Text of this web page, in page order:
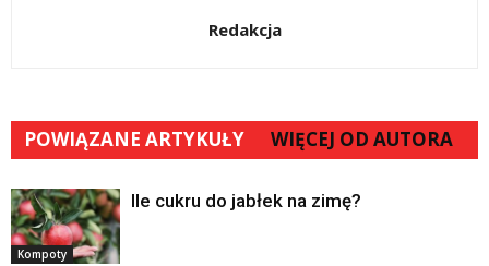
Redakcja
POWIĄZANE ARTYKUŁY WIĘCEJ OD AUTORA
Kompoty
Ile cukru do jabłek na zimę?